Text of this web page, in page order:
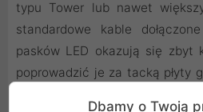
typu Tower lub nawet
standardowe kable
pasków LED okazują się zbyt
poprowadzić je za tacką płyty
Dbamy o Twoją